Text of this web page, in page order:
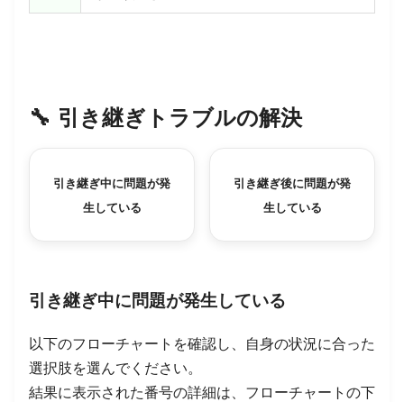
🔧 引き継ぎトラブルの解決
引き継ぎ中に問題が発
生している
引き継ぎ後に問題が発
生している
引き継ぎ中に問題が発生している
以下のフローチャートを確認し、自身の状況に合った
選択肢を選んでください。
結果に表示された番号の詳細は、フローチャートの下